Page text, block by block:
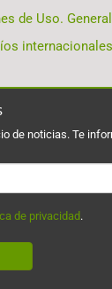
de Uso.
internacionales
de noticias. Te
de privacidad .